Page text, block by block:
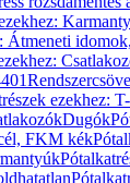
Átmeneti
ezekhez:
Dugók
FKM kék